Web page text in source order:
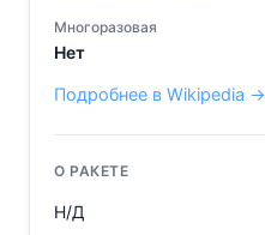
Многоразовая
Нет
Подробнее в Wikipedia →
О РАКЕТЕ
Н/Д